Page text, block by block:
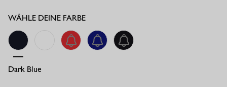
WÄHLE DEINE FARBE
Dark BlueChestnut